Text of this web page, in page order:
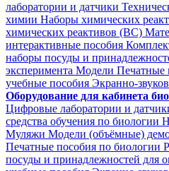
лаборатории и датчики
химии Наборы химических
химических реактивов (ВС)
интерактивные пособия
наборы посуды и
эксперимента Модели Печатные
учебные пособия Экранно-
Оборудование для кабинета
Цифровые лаборатории и
средства обучения по биологии
Муляжи Модели (объёмные)
Печатные пособия по биологии
посуды и принадлежностей для